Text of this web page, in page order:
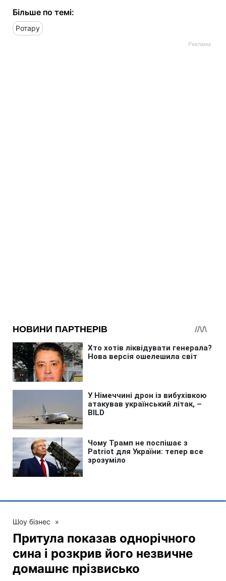
Більше по темі:
Ротару
Шоу бізнес »
Притула показав однорічного
сина і розкрив його незвичне
домашнє прізвисько